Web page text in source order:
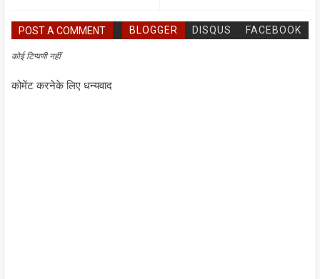
POST A COMMENT BLOGGER DISQUS FACEBOOK
कोई टिप्पणी नहीं
कोमेंट करनेके लिए धन्यवाद